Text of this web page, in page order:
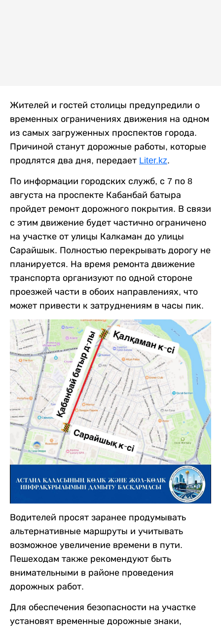
Жителей и гостей столицы предупредили о
временных ограничениях движения на одном
из самых загруженных проспектов города.
Причиной станут дорожные работы, которые
продлятся два дня, передает Liter.kz.
По информации городских служб, с 7 по 8
августа на проспекте Кабанбай батыра
пройдет ремонт дорожного покрытия. В связи
с этим движение будет частично ограничено
на участке от улицы Калкаман до улицы
Сарайшык. Полностью перекрывать дорогу не
планируется. На время ремонта движение
транспорта организуют по одной стороне
проезжей части в обоих направлениях, что
может привести к затруднениям в часы пик.
Водителей просят заранее продумывать
альтернативные маршруты и учитывать
возможное увеличение времени в пути.
Пешеходам также рекомендуют быть
внимательными в районе проведения
дорожных работ.
Для обеспечения безопасности на участке
установят временные дорожные знаки,